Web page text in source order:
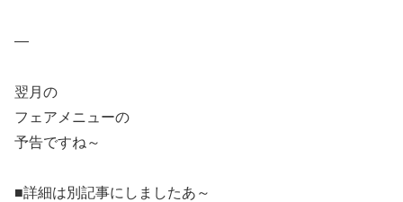
—
翌月の
フェアメニューの
予告ですね～
■詳細は別記事にしましたあ～